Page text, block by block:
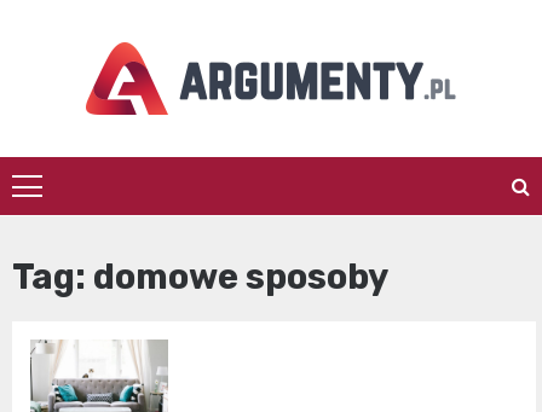
argumenty.pl
Tag: domowe sposoby